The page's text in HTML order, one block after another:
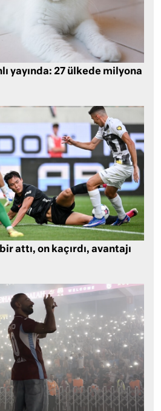
yayında: 27 ülkede milyona
attı, on kaçırdı, avantajı